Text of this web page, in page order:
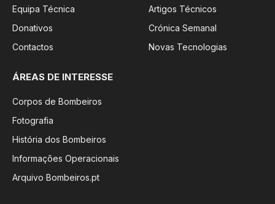
Equipa Técnica
Donativos
Contactos
Artigos Técnicos
Crónica Semanal
Novas Tecnologias
ÁREAS DE INTERESSE
Corpos de Bombeiros
Fotografia
História dos Bombeiros
Informações Operacionais
Arquivo Bombeiros.pt